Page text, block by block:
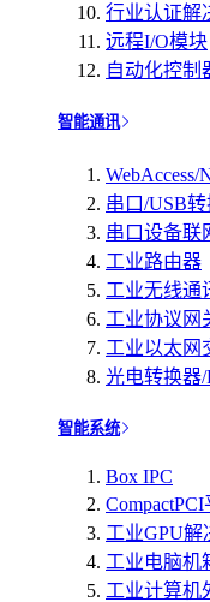
行业认证解
远程I/O模块
自动化控制
智能通讯
串口/USB
串口设备联
工业路由器
工业无线通
工业协议网
工业以太网
光电转换器/
智能系统
Box IPC
CompactPCI
工业GPU解
工业电脑机
工业计算机